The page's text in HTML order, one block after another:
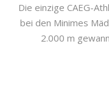
Die einzige CAEG-
bei den Minimes
2.000 m